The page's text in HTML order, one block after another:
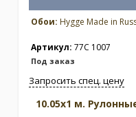
Обои: Hygge Made in
Артикул: 77C 1007
Под заказ
Запросить спец. цену
10.05x1 м.